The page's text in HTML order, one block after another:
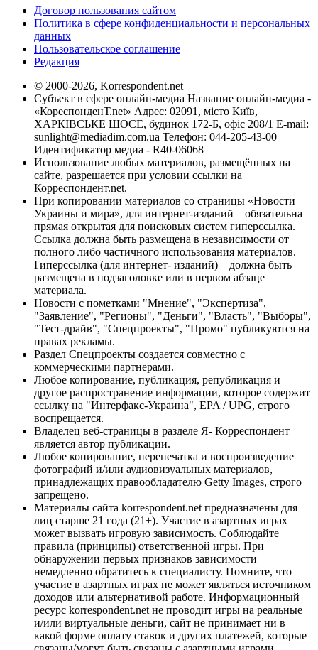
Договор пользования сайтом
Политика в сфере конфиденциальности и персональных
данных
Пользовательское соглашение
Редакция
© 2000-2026, Korrespondent.net
Субъект в сфере онлайн-медиа Название онлайн-медиа -
«КореспонденТ.net» Адрес: 02091, місто Київ,
ХАРКІВСЬКЕ ШОСЕ, будинок 172-Б, офіс 208/1 E-mail:
sunlight@mediadim.com.ua Телефон: 044-205-43-00
Идентификатор медиа - R40-06068
Использование любых материалов, размещённых на
сайте, разрешается при условии ссылки на
Корреспондент.net.
При копировании материалов со страницы «Новости
Украины и мира», для интернет-изданий – обязательна
прямая открытая для поисковых систем гиперссылка.
Ссылка должна быть размещена в независимости от
полного либо частичного использования материалов.
Гиперссылка (для интернет- изданий) – должна быть
размещена в подзаголовке или в первом абзаце
материала.
Новости с пометками "Мнение", "Экспертиза",
"Заявление", "Регионы", "Деньги", "Власть", "Выборы",
"Тест-драйв", "Спецпроекты", "Промо" публикуются на
правах рекламы.
Раздел Спецпроекты создается совместно с
коммерческими партнерами.
Любое копирование, публикация, републикация и
другое распространение информации, которое содержит
ссылку на "Интерфакс-Украина", EPA / UPG, строго
воспрещается.
Владелец веб-страницы в разделе Я- Корреспондент
является автор публикации.
Любое копирование, перепечатка и воспроизведение
фотографий и/или аудиовизуальных материалов,
принадлежащих правообладателю Getty Images, строго
запрещено.
Материалы сайта korrespondent.net предназначены для
лиц старше 21 года (21+). Участие в азартных играх
может вызвать игровую зависимость. Соблюдайте
правила (принципы) ответственной игры. При
обнаружении первых признаков зависимости
немедленно обратитесь к специалисту. Помните, что
участие в азартных играх не может являться источником
доходов или альтернативой работе. Информационный
ресурс korrespondent.net не проводит игры на реальные
и/или виртуальные деньги, сайт не принимает ни в
какой форме оплату ставок и других платежей, которые